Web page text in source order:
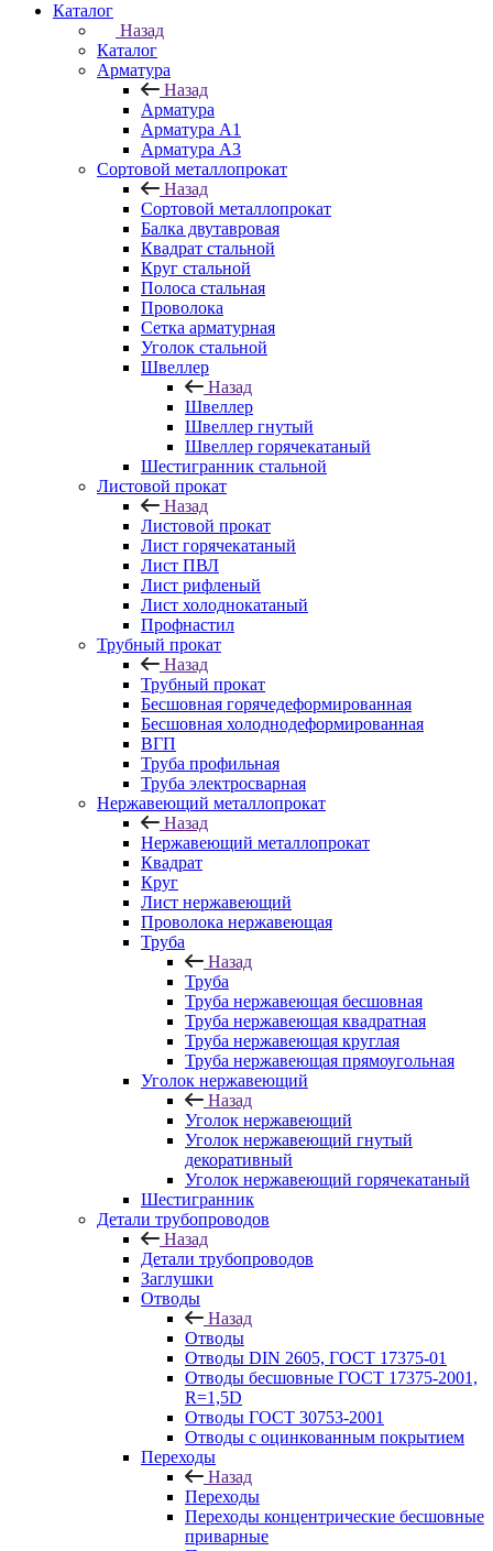
Каталог
Назад
Каталог
Арматура
Назад
Арматура
Арматура A1
Арматура А3
Сортовой металлопрокат
Назад
Сортовой металлопрокат
Балка двутавровая
Квадрат стальной
Круг стальной
Полоса стальная
Проволока
Сетка арматурная
Уголок стальной
Швеллер
Назад
Швеллер
Швеллер гнутый
Швеллер горячекатаный
Шестигранник стальной
Листовой прокат
Назад
Листовой прокат
Лист горячекатаный
Лист ПВЛ
Лист рифленый
Лист холоднокатаный
Профнастил
Трубный прокат
Назад
Трубный прокат
Бесшовная горячедеформированная
Бесшовная холоднодеформированная
ВГП
Труба профильная
Труба электросварная
Нержавеющий металлопрокат
Назад
Нержавеющий металлопрокат
Квадрат
Круг
Лист нержавеющий
Проволока нержавеющая
Труба
Назад
Труба
Труба нержавеющая бесшовная
Труба нержавеющая квадратная
Труба нержавеющая круглая
Труба нержавеющая прямоугольная
Уголок нержавеющий
Назад
Уголок нержавеющий
Уголок нержавеющий гнутый
декоративный
Уголок нержавеющий горячекатаный
Шестигранник
Детали трубопроводов
Назад
Детали трубопроводов
Заглушки
Отводы
Назад
Отводы
Отводы DIN 2605, ГОСТ 17375-01
Отводы бесшовные ГОСТ 17375-2001,
R=1,5D
Отводы ГОСТ 30753-2001
Отводы с оцинкованным покрытием
Переходы
Назад
Переходы
Переходы концентрические бесшовные
приварные